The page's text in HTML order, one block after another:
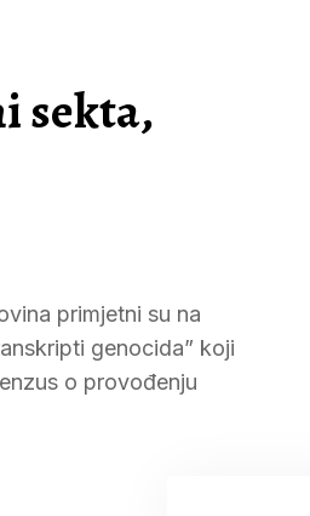
sekta,
primjetni su na
genocida” koji
o provođenju